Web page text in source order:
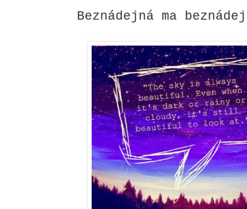
Beznádejná ma